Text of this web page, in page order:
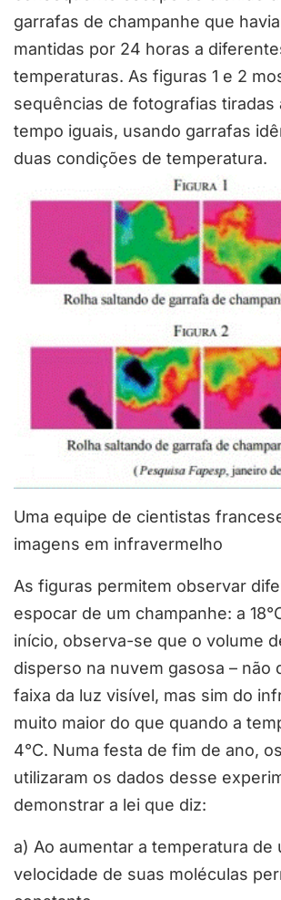
garrafas de champanhe que
mantidas por 24 horas a
temperaturas. As figuras 1 e 2
sequências de fotografias tiradas
tempo iguais, usando garrafas
duas condições de temperatura.
Uma equipe de cientistas
imagens em infravermelho
As figuras permitem observar
espocar de um champanhe: a
início, observa-se que o volume
disperso na nuvem gasosa – não
faixa da luz visível, mas sim do
muito maior do que quando a
4°C. Numa festa de fim de ano,
utilizaram os dados desse
demonstrar a lei que diz:
a) Ao aumentar a temperatura de
velocidade de suas moléculas